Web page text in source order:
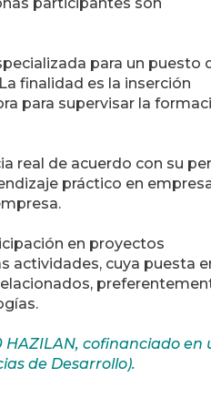
para un puesto
finalidad es la inserción
para supervisar la
real de acuerdo con su
práctico en
en proyectos
actividades, cuya puesta
HAZILAN, cofinanciado en
de Desarrollo).